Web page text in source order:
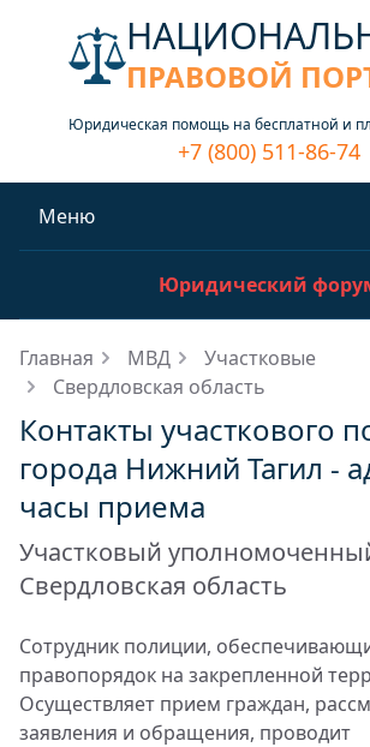
ПРАВОВОЙ
Юридическая помощь на бесплатной и
+7 (800) 511-86-74
Меню
Юридический
Главная МВД
Участковые
Свердловская область
Контакты участкового
города Нижний Тагил -
часы приема
Участковый
Свердловская область
Сотрудник полиции,
правопорядок на закрепленной
Осуществляет прием граждан,
заявления и обращения, проводит